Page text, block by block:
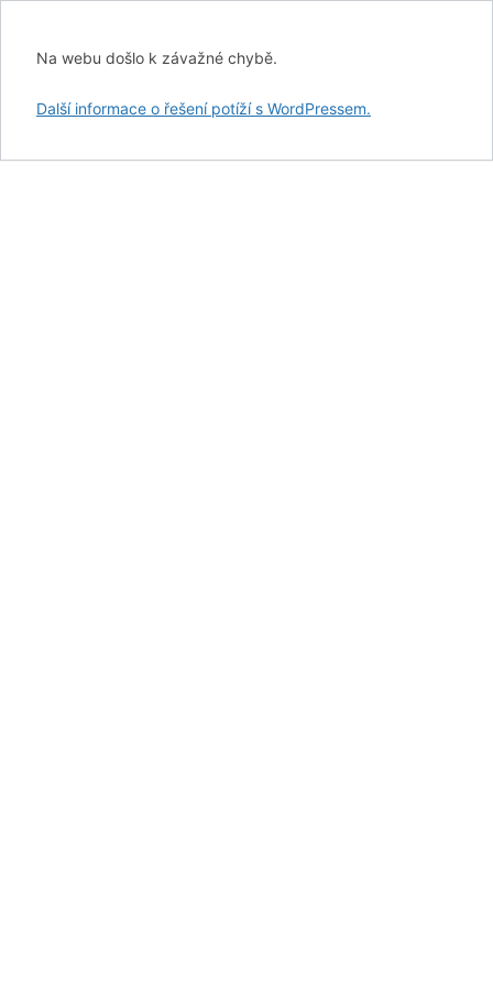
Na webu došlo k závažné chybě.
Další informace o řešení potíží s WordPressem.